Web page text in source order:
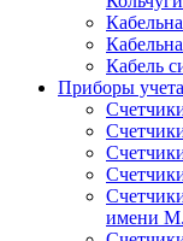
Кабель
Приборы
имени